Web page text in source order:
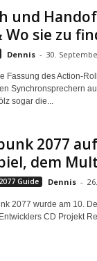
und
Wo sie zu
Dennis - 30.
Fassung des Action-
Synchronsprechern
sogar die...
2077
dem
Guide Dennis -
2077 wurde am 10.
CD Projekt